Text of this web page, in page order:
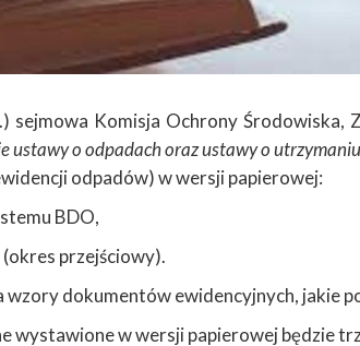
sejmowa Komisja Ochrony Środowiska,
ustawy o odpadach oraz ustawy o
odpadów) w wersji papierowej:
BDO,
przejściowy).
dokumentów ewidencyjnych, jakie
wystawione w wersji papierowej będzie